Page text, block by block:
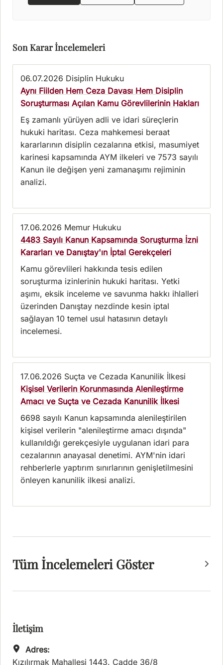
Son Karar İncelemeleri
06.07.2026 Disiplin Hukuku
Aynı Fiilden Hem Ceza Davası Hem Disiplin
Soruşturması Açılan Kamu Görevlilerinin Hakları
Eş zamanlı yürüyen adli ve idari süreçlerin
hukuki haritası. Ceza mahkemesi beraat
kararlarının disiplin cezalarına etkisi, masumiyet
karinesi kapsamında AYM ilkeleri ve 7573 sayılı
Kanun ile değişen yeni zamanaşımı rejiminin
analizi.
17.06.2026 Memur Hukuku
4483 Sayılı Kanun Kapsamında Soruşturma İzni
Kararları ve Danıştay'ın İptal Gerekçeleri
Kamu görevlileri hakkında tesis edilen
soruşturma izinlerinin hukuki haritası. Yetki
aşımı, eksik inceleme ve savunma hakkı ihlalleri
üzerinden Danıştay nezdinde kesin iptal
sağlayan 10 temel usul hatasının detaylı
incelemesi.
17.06.2026 Suçta ve Cezada Kanunilik İlkesi
Kişisel Verilerin Korunmasında Alenileştirme
Amacı ve Suçta ve Cezada Kanunilik İlkesi
6698 sayılı Kanun kapsamında alenileştirilen
kişisel verilerin "alenileştirme amacı dışında"
kullanıldığı gerekçesiyle uygulanan idari para
cezalarının anayasal denetimi. AYM'nin idari
rehberlerle yaptırım sınırlarının genişletilmesini
önleyen kanunilik ilkesi analizi.
Tüm İncelemeleri Göster
İletişim
Adres:
Kızılırmak Mahallesi 1443. Cadde 36/8